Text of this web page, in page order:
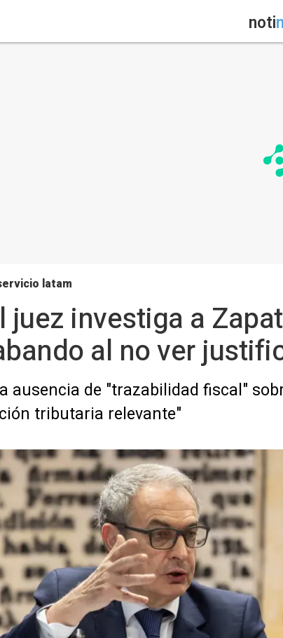
noti
latam
juez investiga a
al no ver
ausencia de "trazabilidad fiscal"
tributaria relevante"